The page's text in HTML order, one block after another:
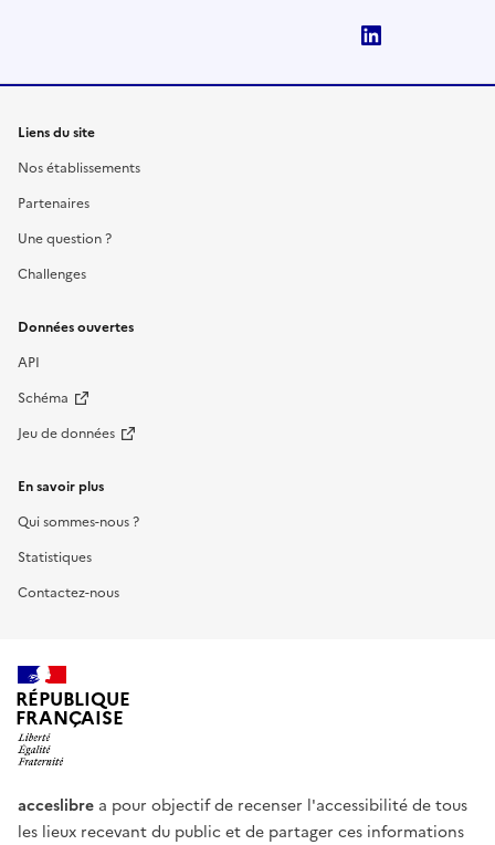
Liens du site
Nos établissements
Partenaires
Une question ?
Challenges
Données ouvertes
API
Schéma
Jeu de données
En savoir plus
Qui sommes-nous ?
Statistiques
Contactez-nous
RÉPUBLIQUE
FRANÇAISE
acceslibre a pour objectif de recenser l'accessibilité de tous
les lieux recevant du public et de partager ces informations